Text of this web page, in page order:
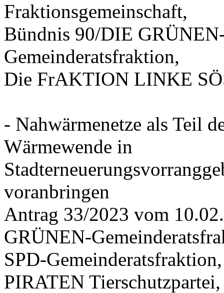
Fraktionsgemeinschaft,
Bündnis 90/DIE
Gemeinderatsfraktion,
Die FrAKTION LINKE
- Nahwärmenetze als Teil
Wärmewende in
voranbringen
Antrag 33/2023 vom
GRÜNEN-
SPD-
PIRATEN Tierschutzpartei,